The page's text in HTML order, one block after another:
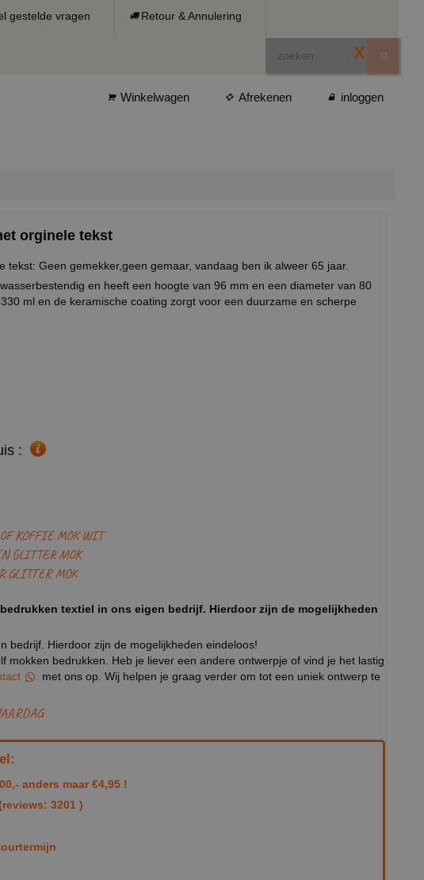
gestelde vragen Retour & Annulering
X
Winkelwagen Afrekenen inloggen
orginele tekst
tekst: Geen gemekker,geen gemaar, vandaag ben ik alweer 65 jaar.
en heeft een hoogte van 96 mm en een diameter van 80
ml en de keramische coating zorgt voor een duurzame en scherpe
:
KOFFIE MOK WIT
GLITTER MOK
GLITTER MOK
textiel in ons eigen bedrijf. Hierdoor zijn de mogelijkheden
bedrijf. Hierdoor zijn de mogelijkheden eindeloos!
mokken bedrukken. Heb je liever een andere ontwerpje of vind je het lastig
met ons op. Wij helpen je graag verder om tot een uniek ontwerp te
anders maar €4,95 !
3201 )